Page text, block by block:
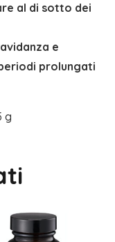
al di sotto dei
e
prolungati
g